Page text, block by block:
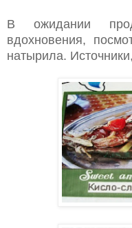
В ожидании
вдохновения,
натырила.